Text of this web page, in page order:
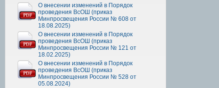
О внесении изменений в Порядок
проведения ВсОШ (приказ
Минпросвещения России № 608 от
18.08.2025)
О внесении изменений в Порядок
проведения ВсОШ (приказ
Минпросвещения России № 121 от
18.02.2025)
О внесении изменений в Порядок
проведения ВсОШ (приказ
Минпросвещения России № 528 от
05.08.2024)